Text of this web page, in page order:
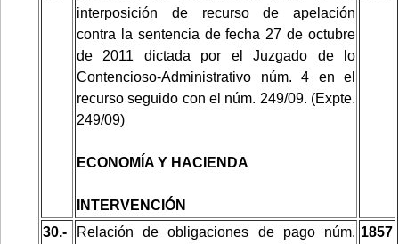
interposición de recurso de apelación
contra la sentencia de fecha 27 de octubre
de 2011 dictada por el Juzgado de lo
Contencioso-Administrativo núm. 4 en el
recurso seguido con el núm. 249/09. (Expte.
249/09)
ECONOMÍA Y HACIENDA
INTERVENCIÓN
30.-
Relación de obligaciones de pago núm. 1857